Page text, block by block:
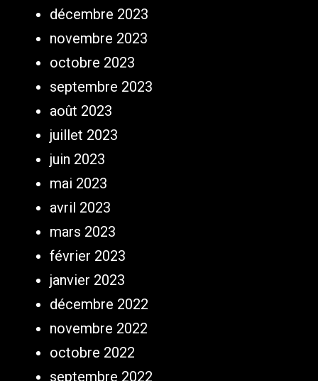
décembre 2023
novembre 2023
octobre 2023
septembre 2023
août 2023
juillet 2023
juin 2023
mai 2023
avril 2023
mars 2023
février 2023
janvier 2023
décembre 2022
novembre 2022
octobre 2022
septembre 2022